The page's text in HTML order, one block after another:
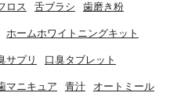
ロス 舌ブラシ 歯磨き粉
ホームホワイトニングキット
サプリ 口臭タブレット
マニキュア 青汁 オートミール